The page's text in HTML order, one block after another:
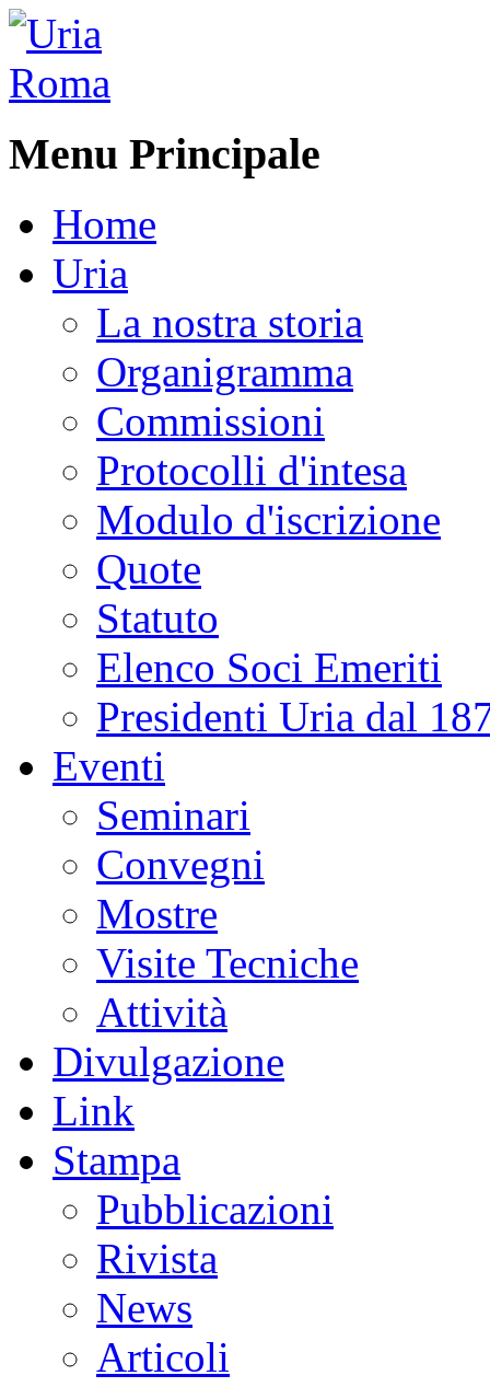
Menu Principale
Home
Uria
La nostra storia
Organigramma
Commissioni
Protocolli d'intesa
Modulo d'iscrizione
Quote
Statuto
Elenco Soci Emeriti
Presidenti Uria dal
Eventi
Seminari
Convegni
Mostre
Visite Tecniche
Attività
Divulgazione
Link
Stampa
Pubblicazioni
Rivista
News
Articoli